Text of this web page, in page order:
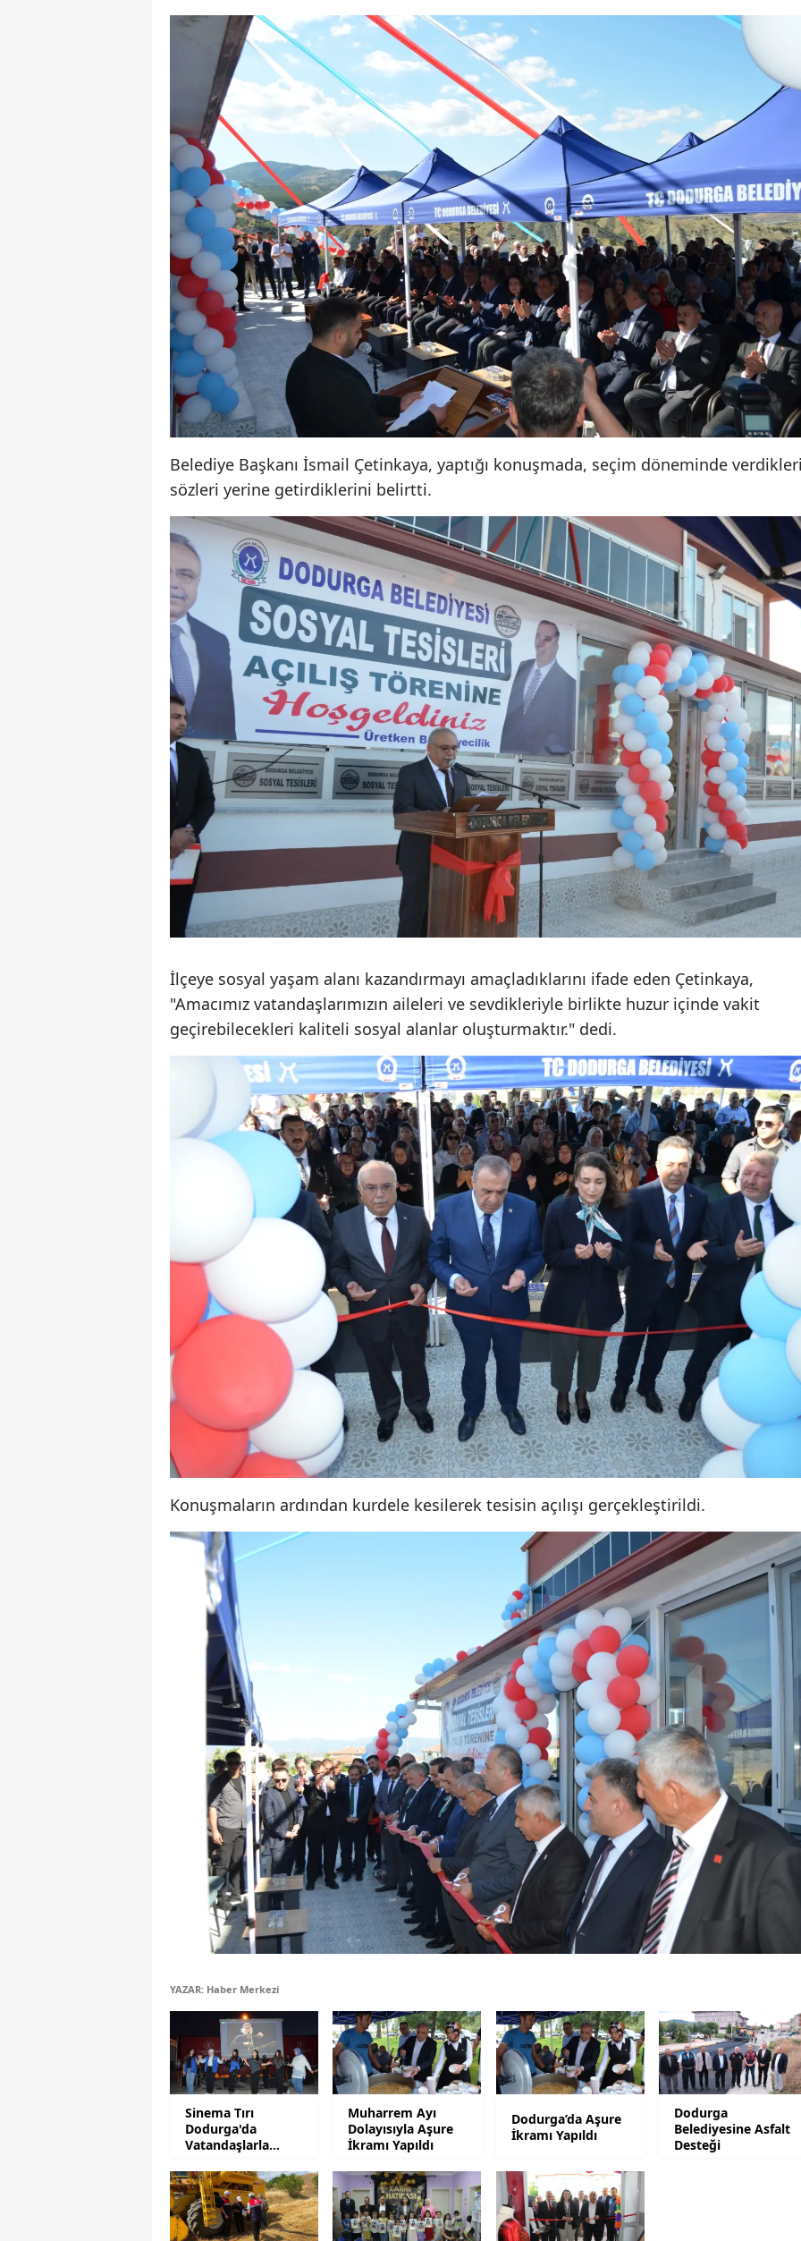
Gümüşhane
Hakkari
Hatay
Isparta
Mersin
İstanbul
İzmir
Kars
Kastamonu
Kırşehir
Kocaeli
Konya
Kütahya
Malatya
Manisa
Kahramanmaraş
Mardin
Muğla
Muş
Nevşehir
Niğde
Rize
Samsun
Siirt
Sinop
Sivas
Tekirdağ
Tokat
Trabzon
Tunceli
Şanlıurfa
Uşak
Van
Yozgat
Zonguldak
Aksaray
Bayburt
Karaman
Kırıkkale
Batman
Şırnak
Bartın
Ardahan
Iğdır
Yalova
Karabük
Kilis
Düzce
Belediye Başkanı İsmail Çetinkaya, yaptığı konuşmada, seçim döneminde
sözleri yerine getirdiklerini belirtti.
İlçeye sosyal yaşam alanı kazandırmayı amaçladıklarını ifade eden Çetinkaya,
"Amacımız vatandaşlarımızın aileleri ve sevdikleriyle birlikte huzur içinde vakit
geçirebilecekleri kaliteli sosyal alanlar oluşturmaktır." dedi.
Konuşmaların ardından kurdele kesilerek tesisin açılışı gerçekleştirildi.
YAZAR: Haber Merkezi
Sinema Tırı
Dodurga'da
Vatandaşlarla
Muharrem Ayı
Dolayısıyla Aşure
İkramı Yapıldı
Dodurga’da Aşure
İkramı Yapıldı
Dodurga
Belediyesine Asfalt
Desteği